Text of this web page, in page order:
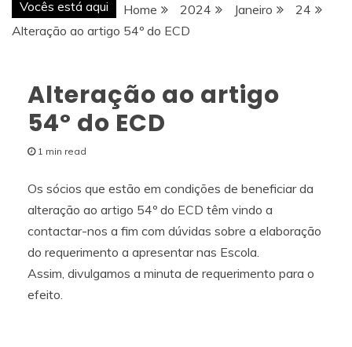
Vocês está aqui Home 2024 Janeiro
24
Alteração ao artigo 54º do ECD
Alteração ao artigo
54º do ECD
1 min read
Os sócios que estão em condições de beneficiar da
alteração ao artigo 54º do ECD têm vindo a
contactar-nos a fim com dúvidas sobre a elaboração
do requerimento a apresentar nas Escola.
Assim, divulgamos a minuta de requerimento para o
efeito.